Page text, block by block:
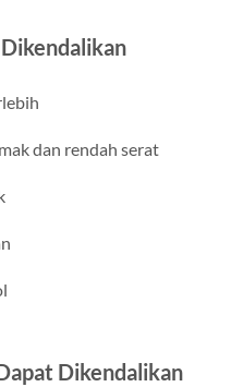
dan rendah serat
Dikendalikan